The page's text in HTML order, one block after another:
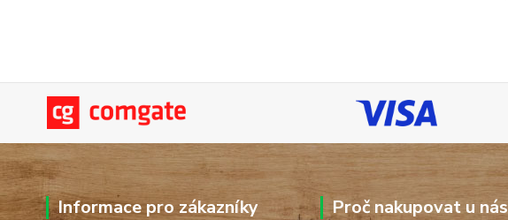
Informace pro zákazníky Proč nakupovat u nás